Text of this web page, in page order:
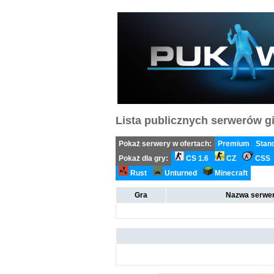
Lista publicznych serwerów
Pokaż serwery w ofertach: Premium
Pokaż dla gry:
CS 1.6 CZ
CSS
Rust
Unturned Minecraft
Gra Nazwa